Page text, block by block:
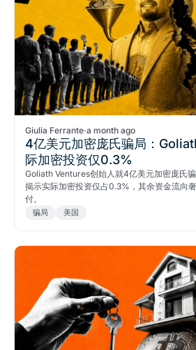
Giulia Ferrante·a month ago
4亿美元加密庞氏骗局：
际加密投资仅0.3%
Goliath Ventures创始人就4亿美元加密庞氏
揭示实际加密投资仅占0.3%，其余资金流向
付。
骗局 美国